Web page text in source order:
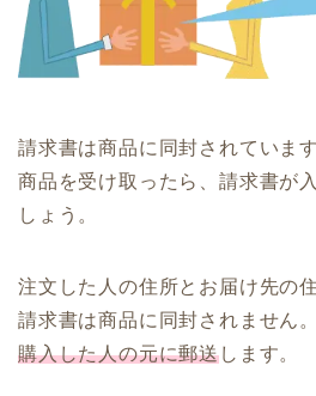
請求書は商品に同封されています
商品を受け取ったら、請求書が
しょう。
注文した人の住所とお届け先の
請求書は商品に同封されません。
購入した人の元に郵送します。